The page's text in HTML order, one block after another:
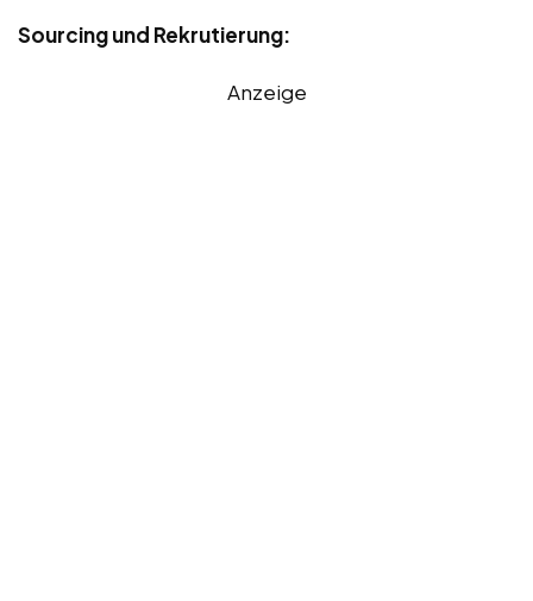
Sourcing und Rekrutierung:
Anzeige